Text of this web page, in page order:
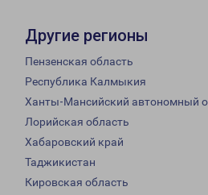
Другие регионы
Пензенская область
Республика Калмыкия
Ханты-Мансийский автономный
Лорийская область
Хабаровский край
Таджикистан
Кировская область